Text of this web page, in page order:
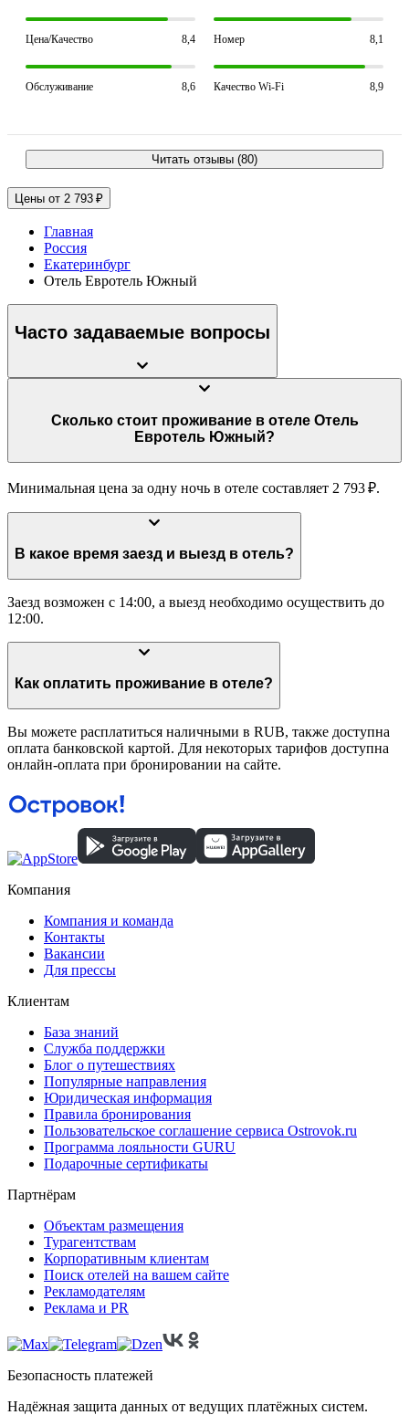
Цена/Качество 8,4 Номер 8,1
Обслуживание 8,6 Качество Wi-Fi 8,9
Читать отзывы (80)
Цены от 2 793 ₽
Главная
Россия
Екатеринбург
Отель Евротель Южный
Часто задаваемые вопросы
Сколько стоит проживание в отеле Отель
Евротель Южный?
Минимальная цена за одну ночь в отеле составляет 2 793 ₽.
В какое время заезд и выезд в отель?
Заезд возможен с 14:00, а выезд необходимо осуществить до
12:00.
Как оплатить проживание в отеле?
Вы можете расплатиться наличными в RUB, также доступна
оплата банковской картой. Для некоторых тарифов доступна
онлайн-оплата при бронировании на сайте.
Компания
Компания и команда
Контакты
Вакансии
Для прессы
Клиентам
База знаний
Служба поддержки
Блог о путешествиях
Популярные направления
Юридическая информация
Правила бронирования
Пользовательское соглашение сервиса Ostrovok.ru
Программа лояльности GURU
Подарочные сертификаты
Партнёрам
Объектам размещения
Турагентствам
Корпоративным клиентам
Поиск отелей на вашем сайте
Рекламодателям
Реклама и PR
Безопасность платежей
Надёжная защита данных от ведущих платёжных систем.